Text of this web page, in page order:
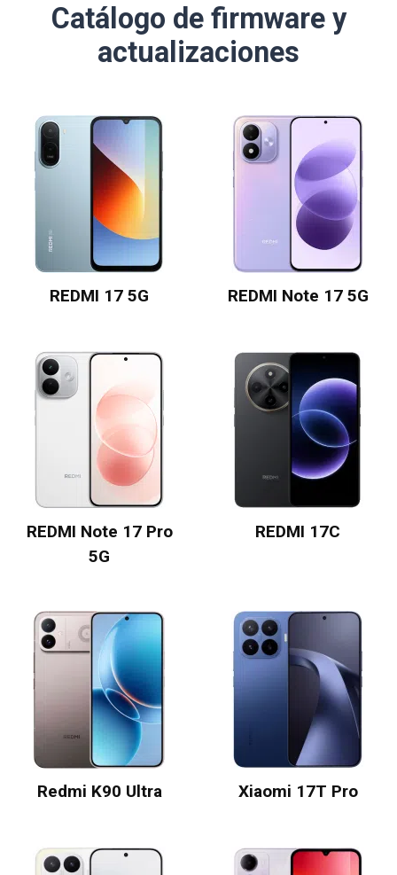
Catálogo de firmware y
actualizaciones
REDMI 17 5G REDMI Note 17 5G
REDMI Note 17 Pro
5G
REDMI 17C
Redmi K90 Ultra Xiaomi 17T Pro